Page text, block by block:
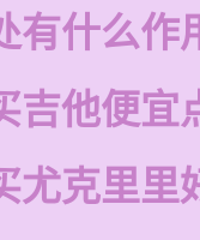
有什么作
吉他便宜
尤克里里